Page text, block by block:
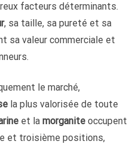
facteurs déterminants.
, sa taille, sa pureté et sa
sa valeur commerciale et
le marché,
la plus valorisée de toute
et la morganite occupent
et troisième positions,